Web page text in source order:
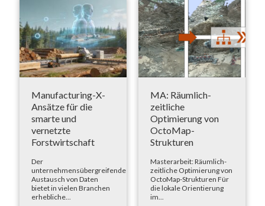
Manufacturing-X-
Ansätze für die
smarte und
vernetzte
Forstwirtschaft
Der
unternehmensübergreifende
Austausch von Daten
bietet in vielen Branchen
erhebliche...
MA: Räumlich-
zeitliche
Optimierung von
OctoMap-
Strukturen
Masterarbeit: Räumlich-
zeitliche Optimierung von
OctoMap-Strukturen Für
die lokale Orientierung
im...